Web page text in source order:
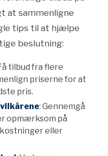
at sammenligne
tips til at hjælpe
beslutning:
tilbud fra flere
priserne for at
pris.
: Gennemgå
opmærksom på
eller